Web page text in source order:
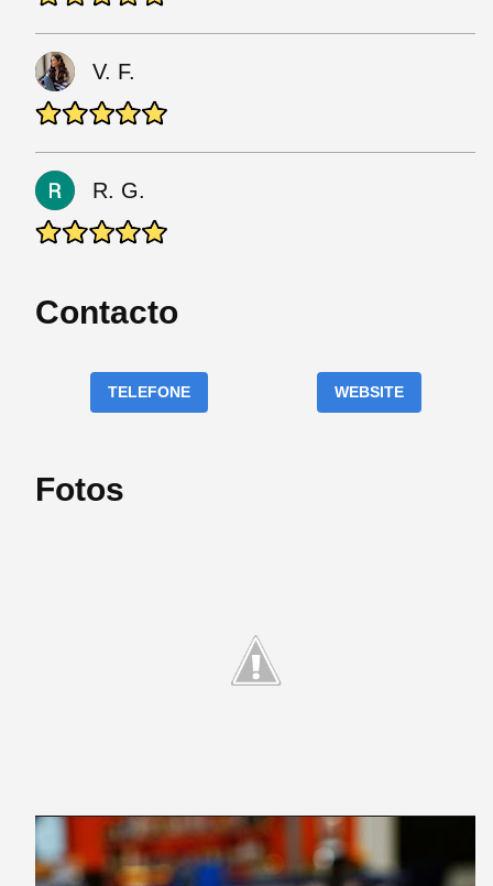
V. F.
R. G.
Contacto
TELEFONE WEBSITE
Fotos